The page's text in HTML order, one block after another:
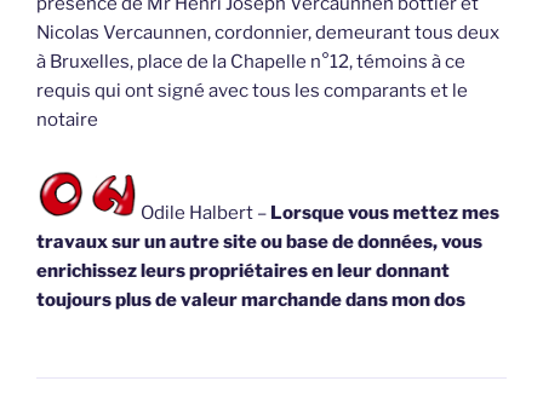
Nicolas Vercaunnen, cordonnier, demeurant tous deux
à Bruxelles, place de la Chapelle n°12, témoins à ce
requis qui ont signé avec tous les comparants et le
notaire
Odile Halbert – Lorsque vous mettez mes
travaux sur un autre site ou base de données, vous
enrichissez leurs propriétaires en leur donnant
toujours plus de valeur marchande dans mon dos